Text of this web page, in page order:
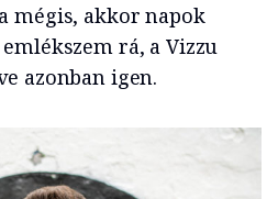
mégis, akkor napok
rá, a Vizzu
azonban igen.